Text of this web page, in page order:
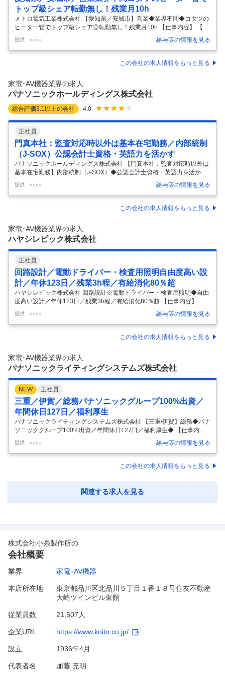
トップ級シェア転勤無し！残業月10h
メトロ電気工業株式会社 【愛知県／安城市】営業◆業界不問◆コタツの
ヒーター管でトップ級シェア◎転勤無し！残業月10h 【仕事内容】 【愛
知県／安城市】営業◆業界不問◆コタツのヒーター管でトップ級シェア
◎転勤無し！残業月10h 【具体的な仕事内容】 ◆土日祝休みで年間休日
120日／製品の企画段階から携われる／創業100年超の優良メーカー◆賞
与5.7ヵ月実績◆ ■概要 「企画・立案」～「製造・販売」を一貫して自前
お任せします。企画段階～製品が出来上がるまでの工程に携わることが
できるため、「精度」と「品質」に責任をもってお届けすることが
提供：doda 給与等の情報を見る
この会社の求人情報をもっと見る
家電･AV機器業界の求人
パナソニックホールディングス株式会社
総合評価3.1 以上の会社 4.0
正社員
門真本社：監査対応時以外は基本在宅勤務／内部統制
（J-SOX）公認会計士資格・英語力を活かす
パナソニックホールディングス株式会社 【門真本社：監査対応時以外は
基本在宅勤務】内部統制（J-SOX）◆公認会計士資格・英語力を活かす
【仕事内容】 【門真本社：監査対応時以外は基本在宅勤務】内部統制
（J-SOX）◆公認会計士資格・英語力を活かす 【具体的な仕事内容】 ■
職務内容： 当社グループ会社に対する内部統制監査ならびに関連業務を
お任せします。 ※対象事業場はパナソニック オペレーショナルエクセレ
（PHD）の各部門となります。 ■職務詳細： 初期配属時の業務内容は下
記のとおりです。 監査人としての対象事業場の国内・海外拠点
提供：doda 給与等の情報を見る
この会社の求人情報をもっと見る
家電･AV機器業界の求人
ハヤシレピック株式会社
正社員
回路設計／電動ドライバー・検査用照明自由度高い設
計／年休123日／残業3h程／有給消化80％超
ハヤシレピック株式会社 回路設計※電動ドライバー・検査用照明◆自由
度高い設計／年休123日／残業3h程／有給消化80％超 【仕事内容】 回
路設計※電動ドライバー・検査用照明◆自由度高い設計／年休123日／
残業3h程／有給消化80％超 【具体的な仕事内容】 ◇90年以上培ってき
た技術基盤 × 新製品開発に挑戦できる環境／ハード×ソフト×光学まで幅
広くスキルを広げられる／生活を支える社会貢献性高い製品◇ ■採用背
展してきました。多様化するニーズに応えるため、そしてこの変化の早
いグローバルな時代に対応するため、優れた製品や技術を共に
提供：doda 給与等の情報を見る
この会社の求人情報をもっと見る
家電･AV機器業界の求人
パナソニックライティングシステムズ株式会社
NEW 正社員
三重／伊賀／総務パナソニックグループ100%出資／
年間休日127日／福利厚生
パナソニックライティングシステムズ株式会社 【三重/伊賀】総務◆パナ
ソニックグループ100%出資／年間休日127日／福利厚生◆ 【仕事内
容】 【三重/伊賀】総務◆パナソニックグループ100%出資／年間休日12
7日／福利厚生◆ 【具体的な仕事内容】 ～パナソニックグループ／転勤
当面なし／社休日127日＋有給で働きやすさ◎～ ■仕事内容 ・省工ネ／
長寿命のLED照明をはじめとした、最先端技術で住宅／店舗／施設／屋
種施設の維持管理および改善の仕事をお任せいたします。 【具体的に
は】 ・原動設備はじめファシリティの全般管理 ・省工ネ環境保
提供：doda 給与等の情報を見る
この会社の求人情報をもっと見る
関連する求人を見る
株式会社小糸製作所の
会社概要
業界 家電･AV機器
本店所在地
東京都品川区北品川５丁目１番１８号住友不動産
大崎ツインビル東館
従業員数 21,507人
企業URL https://www.koito.co.jp/
設立 1936年4月
代表者名 加藤 充明